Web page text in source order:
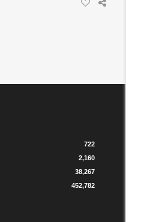
722
2,160
38,267
452,782